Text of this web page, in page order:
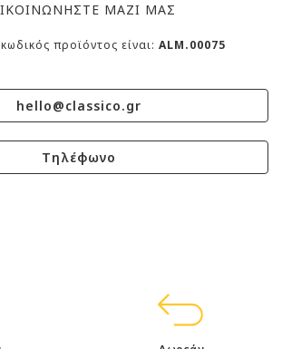
ΜΑΖΙ ΜΑΣ
προϊόντος είναι: ALM.00075
hello@classico.gr
Τηλέφωνο